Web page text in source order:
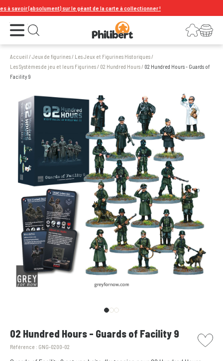
(absolument) sur le géant de la carte à collectionner !
Ouvrir le menu Ouvrir la recherche Connexion
Votre panier
Accueil /Jeux de figurines/ Les Jeux et Figurines Historiques/
Les Systèmes de jeu et leurs Figurines/ 02 Hundred Hours/ 02 Hundred Hours - Guards of
Facility 9
02 Hundred Hours - Guards of Facility 9
Référence : GNG-0200-02
picto